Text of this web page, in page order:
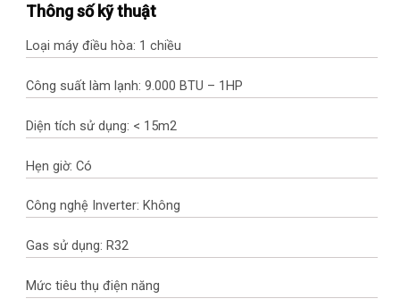
Thông số kỹ thuật
Loại máy điều hòa: 1 chiều
Công suất làm lạnh: 9.000 BTU – 1HP
Diện tích sử dụng: < 15m2
Hẹn giờ: Có
Công nghệ Inverter: Không
Gas sử dụng: R32
Mức tiêu thụ điện năng